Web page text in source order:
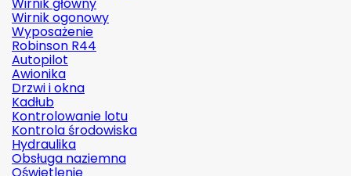
Wirnik ogonowy
Wyposażenie
Robinson R44
Autopilot
Awionika
Drzwi i okna
Kadłub
Kontrolowanie lotu
Kontrola środowiska
Hydraulika
Obsługa naziemna
Oświetlenie